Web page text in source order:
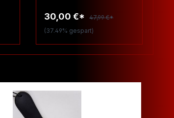
30,00 €*
47,99 €*
(37.49% gespart)